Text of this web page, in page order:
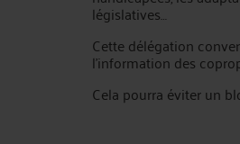
législatives…
Cette délégation
l’information des
Cela pourra éviter un